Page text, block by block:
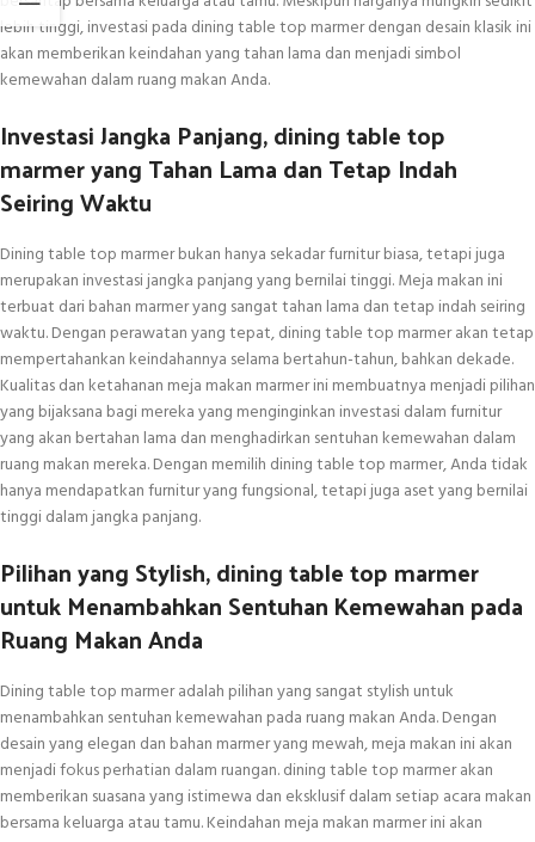
lebih tinggi, investasi pada dining table top marmer dengan desain klasik ini
akan memberikan keindahan yang tahan lama dan menjadi simbol
kemewahan dalam ruang makan Anda.
Investasi Jangka Panjang, dining table top
marmer yang Tahan Lama dan Tetap Indah
Seiring Waktu
Dining table top marmer bukan hanya sekadar furnitur biasa, tetapi juga
merupakan investasi jangka panjang yang bernilai tinggi. Meja makan ini
terbuat dari bahan marmer yang sangat tahan lama dan tetap indah seiring
waktu. Dengan perawatan yang tepat, dining table top marmer akan tetap
mempertahankan keindahannya selama bertahun-tahun, bahkan dekade.
Kualitas dan ketahanan meja makan marmer ini membuatnya menjadi pilihan
yang bijaksana bagi mereka yang menginginkan investasi dalam furnitur
yang akan bertahan lama dan menghadirkan sentuhan kemewahan dalam
ruang makan mereka. Dengan memilih dining table top marmer, Anda tidak
hanya mendapatkan furnitur yang fungsional, tetapi juga aset yang bernilai
tinggi dalam jangka panjang.
Pilihan yang Stylish, dining table top marmer
untuk Menambahkan Sentuhan Kemewahan pada
Ruang Makan Anda
Dining table top marmer adalah pilihan yang sangat stylish untuk
menambahkan sentuhan kemewahan pada ruang makan Anda. Dengan
desain yang elegan dan bahan marmer yang mewah, meja makan ini akan
menjadi fokus perhatian dalam ruangan. dining table top marmer akan
memberikan suasana yang istimewa dan eksklusif dalam setiap acara makan
bersama keluarga atau tamu. Keindahan meja makan marmer ini akan